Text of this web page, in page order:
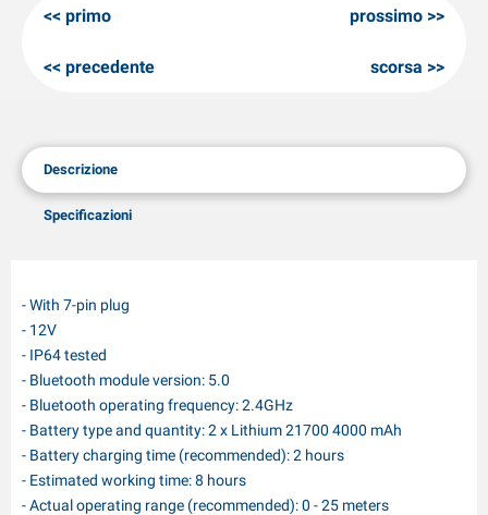
primo
precedente
prossimo
scorsa
Descrizione
Specificazioni
- With 7-pin plug
- 12V
- IP64 tested
- Bluetooth module version: 5.0
- Bluetooth operating frequency: 2.4GHz
- Battery type and quantity: 2 x Lithium 21700 4000 mAh
- Battery charging time (recommended): 2 hours
- Estimated working time: 8 hours
- Actual operating range (recommended): 0 - 25 meters